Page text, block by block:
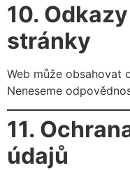
10.
stránky
Web může obsahovat
Nenese­me
11.
údajů